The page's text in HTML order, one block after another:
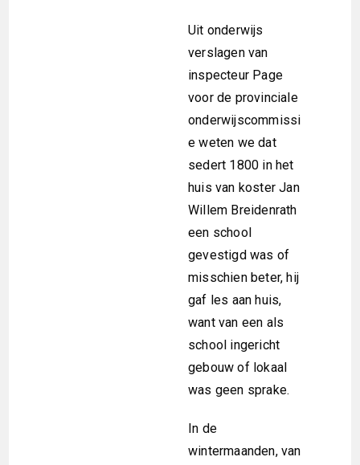
Uit onderwijs
verslagen van
inspecteur Page
voor de provinciale
onderwijscommissi
e weten we dat
sedert 1800 in het
huis van koster Jan
Willem Breidenrath
een school
gevestigd was of
misschien beter, hij
gaf les aan huis,
want van een als
school ingericht
gebouw of lokaal
was geen sprake.
In de
wintermaanden, van